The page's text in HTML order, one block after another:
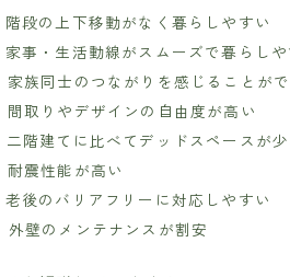
階段の上下移動がなく暮らしやすい
家事・生活動線がスムーズで暮らしや
家族同士のつながりを感じることがで
間取りやデザインの自由度が高い
二階建てに比べてデッドスペースが
耐震性能が高い
老後のバリアフリーに対応しやすい
外壁のメンテナンスが割安